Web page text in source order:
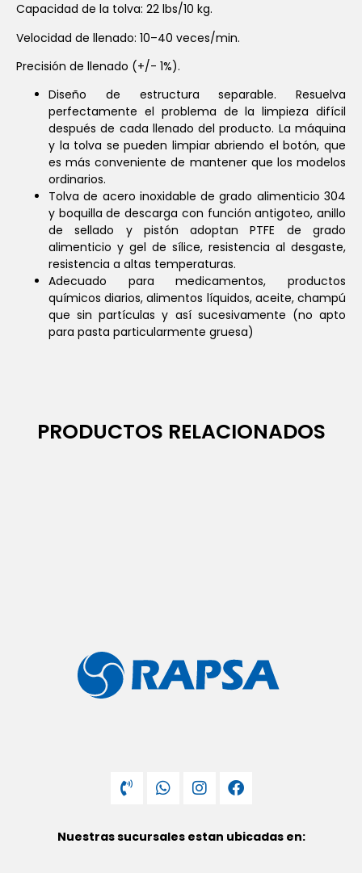
Capacidad de la tolva: 22 lbs/10 kg.
Velocidad de llenado: 10–40 veces/min.
Precisión de llenado (+/- 1%).
Diseño de estructura separable. Resuelva
perfectamente el problema de la limpieza difícil
después de cada llenado del producto. La máquina
y la tolva se pueden limpiar abriendo el botón, que
es más conveniente de mantener que los modelos
ordinarios.
Tolva de acero inoxidable de grado alimenticio 304
y boquilla de descarga con función antigoteo, anillo
de sellado y pistón adoptan PTFE de grado
alimenticio y gel de sílice, resistencia al desgaste,
resistencia a altas temperaturas.
Adecuado para medicamentos, productos
químicos diarios, alimentos líquidos, aceite, champú
que sin partículas y así sucesivamente (no apto
para pasta particularmente gruesa)
PRODUCTOS RELACIONADOS
Nuestras sucursales estan ubicadas en: